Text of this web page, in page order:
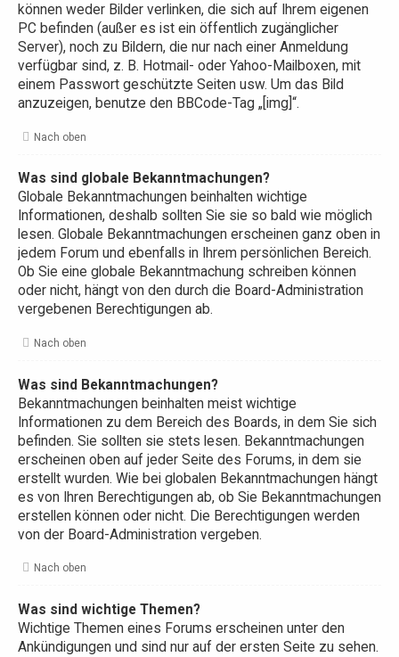
können weder Bilder verlinken, die sich auf Ihrem eigenen
PC befinden (außer es ist ein öffentlich zugänglicher
Server), noch zu Bildern, die nur nach einer Anmeldung
verfügbar sind, z. B. Hotmail- oder Yahoo-Mailboxen, mit
einem Passwort geschützte Seiten usw. Um das Bild
anzuzeigen, benutze den BBCode-Tag „[img]“.
Nach oben
Was sind globale Bekanntmachungen?
Globale Bekanntmachungen beinhalten wichtige
Informationen, deshalb sollten Sie sie so bald wie möglich
lesen. Globale Bekanntmachungen erscheinen ganz oben in
jedem Forum und ebenfalls in Ihrem persönlichen Bereich.
Ob Sie eine globale Bekanntmachung schreiben können
oder nicht, hängt von den durch die Board-Administration
vergebenen Berechtigungen ab.
Nach oben
Was sind Bekanntmachungen?
Bekanntmachungen beinhalten meist wichtige
Informationen zu dem Bereich des Boards, in dem Sie sich
befinden. Sie sollten sie stets lesen. Bekanntmachungen
erscheinen oben auf jeder Seite des Forums, in dem sie
erstellt wurden. Wie bei globalen Bekanntmachungen hängt
es von Ihren Berechtigungen ab, ob Sie Bekanntmachungen
erstellen können oder nicht. Die Berechtigungen werden
von der Board-Administration vergeben.
Nach oben
Was sind wichtige Themen?
Wichtige Themen eines Forums erscheinen unter den
Ankündigungen und sind nur auf der ersten Seite zu sehen.